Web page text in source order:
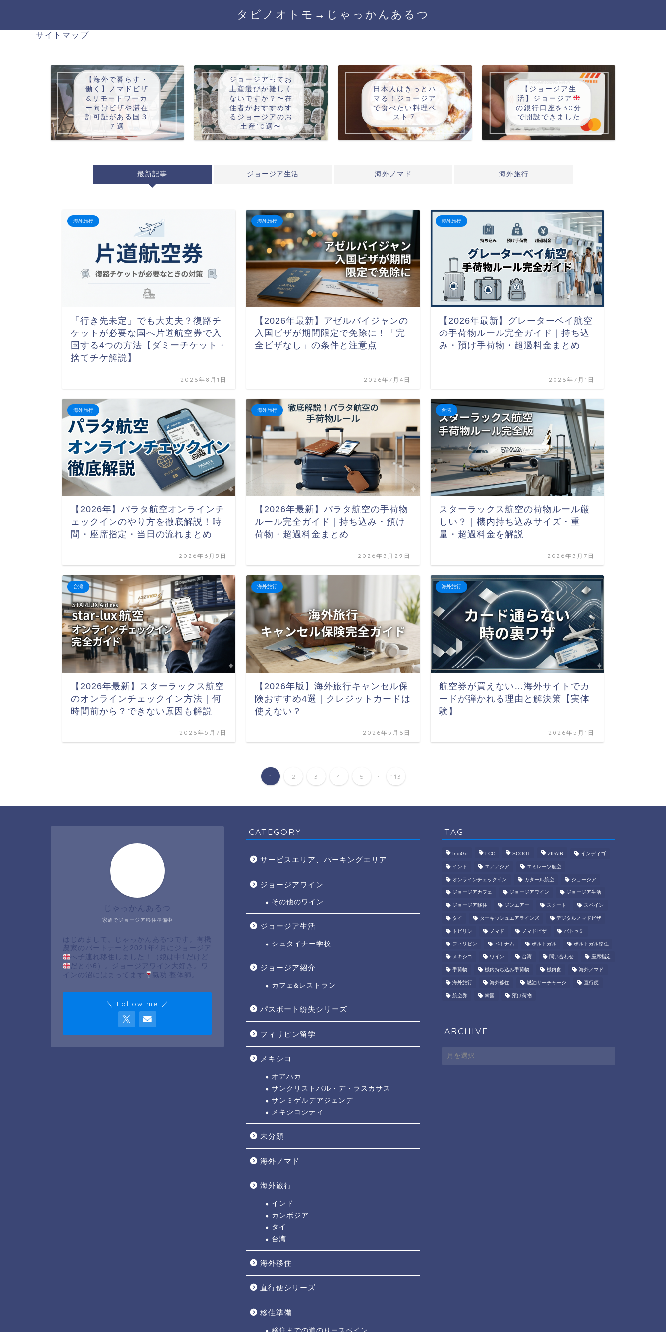
タビノオトモ→じゃっかんあるつ
サイトマップ
【海外で暮らす・
働く】ノマドビザ
&リモートワーカ
ー向けビザや滞在
許可証がある国３
７選
ジョージアってお
土産選びが難しく
ないですか？〜在
住者がおすすめす
るジョージアのお
土産10選〜
日本人はきっとハ
マる！ジョージア
で食べたい料理ベ
スト７
【ジョージア生
活】ジョージア
の銀行口座を30分
で開設できました
最新記事 ジョージア生活 海外ノマド 海外旅行
海外旅行
「行き先未定」でも大丈夫？復路チ
ケットが必要な国へ片道航空券で入
国する4つの方法【ダミーチケット・
捨てチケ解説】
2026年8月1日
海外旅行
【2026年最新】アゼルバイジャンの
入国ビザが期間限定で免除に！「完
全ビザなし」の条件と注意点
2026年7月4日
海外旅行
【2026年最新】グレーターベイ航空
の手荷物ルール完全ガイド｜持ち込
み・預け手荷物・超過料金まとめ
2026年7月1日
海外旅行
【2026年】パラタ航空オンラインチ
ェックインのやり方を徹底解説！時
間・座席指定・当日の流れまとめ
2026年6月5日
海外旅行
【2026年最新】パラタ航空の手荷物
ルール完全ガイド｜持ち込み・預け
荷物・超過料金まとめ
2026年5月29日
台湾
スターラックス航空の荷物ルール厳
しい？｜機内持ち込みサイズ・重
量・超過料金を解説
2026年5月7日
台湾
【2026年最新】スターラックス航空
のオンラインチェックイン方法｜何
時間前から？できない原因も解説
2026年5月7日
海外旅行
【2026年版】海外旅行キャンセル保
険おすすめ4選｜クレジットカードは
使えない？
2026年5月6日
海外旅行
航空券が買えない…海外サイトでカ
ードが弾かれる理由と解決策【実体
験】
2026年5月1日
1 2 3 4 5 ... 113
家族でジョージア移住準備中
じゃっかんあるつ
はじめまして。じゃっかんあるつです。有機
農家のパートナーと2021年4月にジョージア
へ子連れ移住しました！（娘は中1だけど
だと小6）。ジョージアワイン大好き。ワ
インの沼にはまってます
氣功 整体師。
＼ Follow me ／
CATEGORY
サービスエリア、パーキングエリア
ジョージアワイン
その他のワイン
ジョージア生活
シュタイナー学校
ジョージア紹介
カフェ&レストラン
パスポート紛失シリーズ
フィリピン留学
メキシコ
オアハカ
サンクリストバル・デ・ラスカサス
サンミゲルデアジェンデ
メキシコシティ
未分類
海外ノマド
海外旅行
インド
カンボジア
タイ
台湾
海外移住
直行便シリーズ
移住準備
移住までの道のりースペイン
TAG
IndiGo LCC SCOOT ZIPAIR インディゴ
インド エアアジア エミレーツ航空
オンラインチェックイン カタール航空 ジョージア
ジョージアカフェ ジョージアワイン ジョージア生活
ジョージア移住 ジンエアー スクート スペイン
タイ ターキッシュエアラインズ デジタルノマドビザ
トビリシ ノマド ノマドビザ バトゥミ
フィリピン ベトナム ポルトガル ポルトガル移住
メキシコ ワイン 台湾 問い合わせ 座席指定
手荷物 機内持ち込み手荷物 機内食 海外ノマド
海外旅行 海外移住 燃油サーチャージ 直行便
航空券 韓国 預け荷物
ARCHIVE